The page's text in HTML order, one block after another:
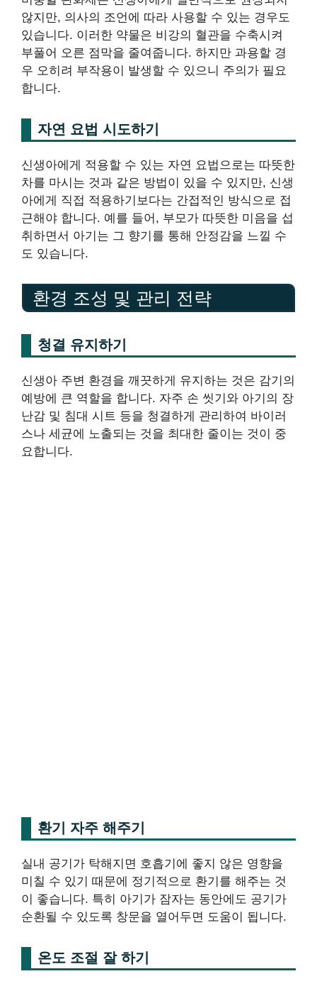
않지만, 의사의 조언에 따라 사용할 수 있는 경우도
있습니다. 이러한 약물은 비강의 혈관을 수축시켜
부풀어 오른 점막을 줄여줍니다. 하지만 과용할 경
우 오히려 부작용이 발생할 수 있으니 주의가 필요
합니다.
자연 요법 시도하기
신생아에게 적용할 수 있는 자연 요법으로는 따뜻한
차를 마시는 것과 같은 방법이 있을 수 있지만, 신생
아에게 직접 적용하기보다는 간접적인 방식으로 접
근해야 합니다. 예를 들어, 부모가 따뜻한 미음을 섭
취하면서 아기는 그 향기를 통해 안정감을 느낄 수
도 있습니다.
환경 조성 및 관리 전략
청결 유지하기
신생아 주변 환경을 깨끗하게 유지하는 것은 감기의
예방에 큰 역할을 합니다. 자주 손 씻기와 아기의 장
난감 및 침대 시트 등을 청결하게 관리하여 바이러
스나 세균에 노출되는 것을 최대한 줄이는 것이 중
요합니다.
환기 자주 해주기
실내 공기가 탁해지면 호흡기에 좋지 않은 영향을
미칠 수 있기 때문에 정기적으로 환기를 해주는 것
이 좋습니다. 특히 아기가 잠자는 동안에도 공기가
순환될 수 있도록 창문을 열어두면 도움이 됩니다.
온도 조절 잘 하기